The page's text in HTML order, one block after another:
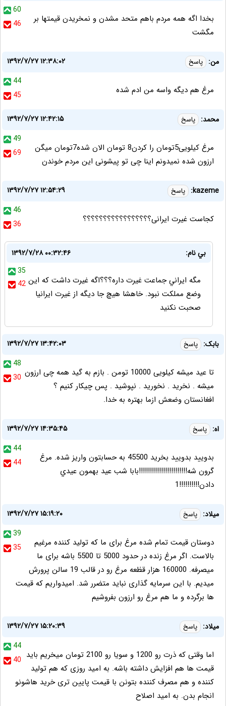
60
46
بخدا اگه همه مردم باهم متحد مشدن و نمخریدن قیمتها بر
مگشت
من: پاسخ
۱۳۹۲/۷/۲۷ ۱۲:۳۸:۰۲
44
45
مرغ هم دیگه واسه من ادم شده
محمد: پاسخ
۱۳۹۲/۷/۲۷ ۱۲:۴۲:۱۵
49
69
مرغ کیلویی5تومان را کردن8 تومان الان شده7تومان میگن
ارزون شده نمیدونم اینا چی تو پیشونی این مردم خوندن
kazeme: پاسخ
۱۳۹۲/۷/۲۷ ۱۲:۵۴:۲۹
46
36
کجاست غیرت ایرانی؟؟؟؟؟؟؟؟؟؟؟؟؟؟؟؟؟
بي نام:
۱۳۹۲/۷/۲۸ ۰۰:۳۲:۴۶
35
42 مگه ايراني جماعت غيرت داره؟؟؟اگه غيرت داشت كه اين
وضع مملكت نبود. خاهشا هيچ جا ديگه از غيرت ايرانيا
صحبت نكنيد
بابک: پاسخ
۱۳۹۲/۷/۲۷ ۱۳:۴۲:۰۳
48
30 تا عید میشه کیلویی 10000 تومن . بازم به گید همه چی ارزون
میشه . نخرید . نخورید . نپوشید . پس چیکار کنیم ؟
افغانستان وضعش ازما بهتره به خدا.
اه: پاسخ
۱۳۹۲/۷/۲۷ ۱۴:۳۵:۴۵
44
44
بدوييد بدوييد بخريد 45500 به حسابتون واريز شده. مرغ
گرون شه!!!!!!!!!!!!!!!!!!!!!!!!بابا شب عيد بهمون عيدي
دادن!!!!!!!!!!1
میلاد: پاسخ
۱۳۹۲/۷/۲۷ ۱۵:۱۹:۲۰
39
35
دوستان قیمت تمام شده مرغ برای ما که تولید کننده مرغیم
بالاست. اگر مرغ زنده در حدود 5000 تا 5500 باشه برای ما
میصرفه. 160000 هزار قظعه مرغ رو در قالب 19 سالن پرورش
میدیم. با این سرمایه گذاری نباید متضرر شد. امیدواریم که قیمت
ها برگرده و ما هم مرغ رو ارزون بفروشیم
میلاد: پاسخ
۱۳۹۲/۷/۲۷ ۱۵:۲۰:۳۹
44
40 اما وقتی که ذرت رو 1200 و سویا رو 2100 تومان میخریم باید
قیمت ها هم افزایش داشته باشه. به امید روزی که هم تولید
کننده و هم مصرف کننده بتونن با قیمت پایین تری خرید هاشونو
انجام بدن. به امید اصلاح